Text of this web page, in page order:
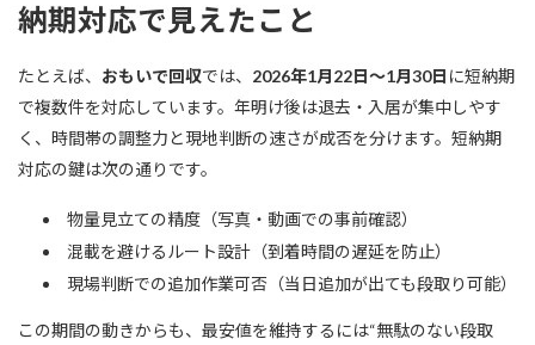
納期対応で見えたこと
たとえば、 おもいで回収では、 2026年1月22日〜1月30日 に短納期
で複数件を対応しています。年明け後は退去・入居が集中しやす
く、時間帯の調整力と現地判断の速さが成否を分けます。短納期
対応の鍵は次の通りです。
物量見立ての精度（写真・動画での事前確認）
混載を避けるルート設計（到着時間の遅延を防止）
現場判断での追加作業可否（当日追加が出ても段取り可能）
この期間の動きからも、最安値を維持するには“無駄のない段取